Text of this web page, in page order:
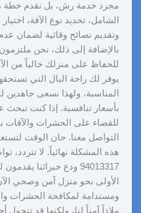
مجرد خدمة رش، بل نقدم خطة
الشامل، تحديد نوع الآفة،
وتقديم نصائح وقائية لضمان
بالإضافة إلى ذلك، نحن
للحفاظ على منزلك خالياً من
يوفر لك راحة البال التي
المناسبة، ولهذا نسعى جاهدين
بأسعار تنافسية. إذا كنت
للقضاء على الحشرات والآفات
التواصل معنا. حان الوقت
هذه المشكلة نهائياً. لا تتردد،
94013317 ودع خبرائنا
الأولى نحو منزل آمن وصحي
ومستدامة لمكافحة الحشرات
ملاذاً آمناً لنا، ولكنها قد